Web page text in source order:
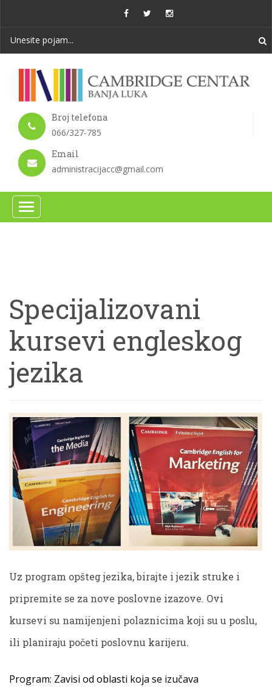
Broj telefona
066/327-785
Email
administracijacc@gmail.com
Specijalizovani
kursevi engleskog
jezika
Uz program opšteg jezika, birajte i jezik struke i
pripremite se za nove poslovne izazove. Ovi
kursevi su namijenjeni polaznicima koji su u poslu,
ili planiraju početi poslovnu karijeru.
Program: Zavisi od oblasti koja se izučava